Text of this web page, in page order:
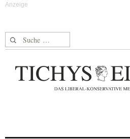
Suche nach: